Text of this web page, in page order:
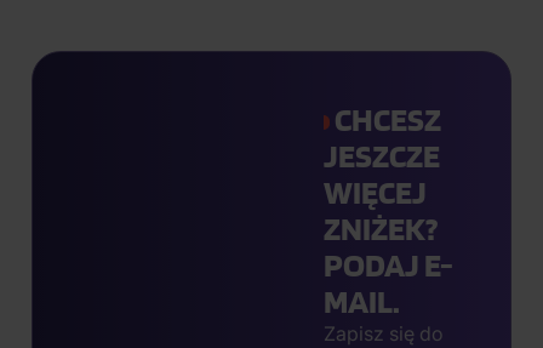
CHCESZ
JESZCZE
WIĘCEJ
ZNIŻEK?
PODAJ E-
MAIL.
Zapisz się do